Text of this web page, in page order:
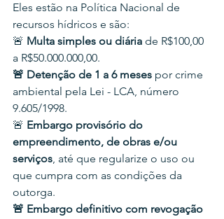
Eles estão na Política Nacional de
recursos hídricos e são:
🚨 Multa simples ou diária de R$100,00
a R$50.000.000,00.
🚨 Detenção de 1 a 6 meses por crime
ambiental pela Lei - LCA, número
9.605/1998.
🚨 Embargo provisório do
empreendimento, de obras e/ou
serviços, até que regularize o uso ou
que cumpra com as condições da
outorga.
🚨 Embargo definitivo com revogação